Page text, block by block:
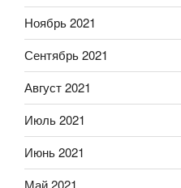
Ноябрь 2021
Сентябрь 2021
Август 2021
Июль 2021
Июнь 2021
Май 2021